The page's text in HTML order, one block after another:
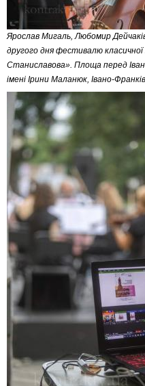
Ярослав Мигаль, Любомир
другого дня фестивалю
Станиславова». Площа перед
імені Ірини Маланюк, Івано-